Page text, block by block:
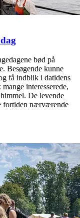
bød på
Besøgende kunne
få indblik i datidens
interesserede,
De levende
fortiden nærværende